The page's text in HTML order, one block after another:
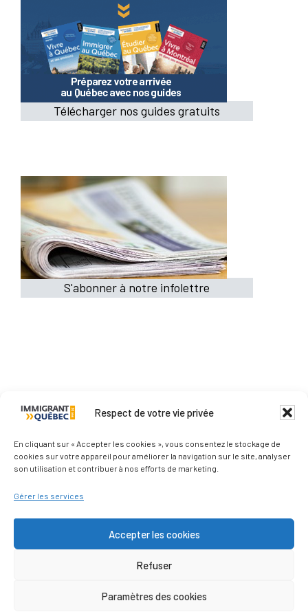
Respect de votre vie privée
En cliquant sur « Accepter les cookies », vous consentez le stockage de
cookies sur votre appareil pour améliorer la navigation sur le site, analyser
son utilisation et contribuer à nos efforts de marketing.
Gérer les services
Accepter les cookies
Refuser
Paramètres des cookies
Télécharger nos guides gratuits
S'abonner à notre infolettre
Qui sommes-nous ?
Politique de confidentialité